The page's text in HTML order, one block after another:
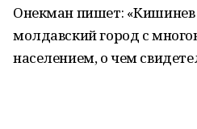
Онекман пишет: «Кишинев
молдавский город с
населением, о чем